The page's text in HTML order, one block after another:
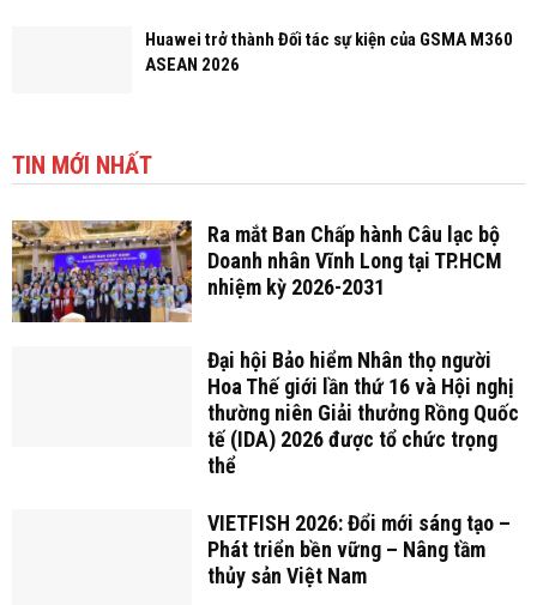
Huawei trở thành Đối tác sự kiện của GSMA M360
ASEAN 2026
TIN MỚI NHẤT
Ra mắt Ban Chấp hành Câu lạc bộ
Doanh nhân Vĩnh Long tại TP.HCM
nhiệm kỳ 2026-2031
Đại hội Bảo hiểm Nhân thọ người
Hoa Thế giới lần thứ 16 và Hội nghị
thường niên Giải thưởng Rồng Quốc
tế (IDA) 2026 được tổ chức trọng
thể
VIETFISH 2026: Đổi mới sáng tạo –
Phát triển bền vững – Nâng tầm
thủy sản Việt Nam